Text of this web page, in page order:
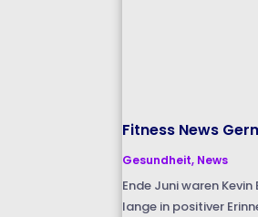
Fitness News
Gesundheit, News
Ende Juni waren
lange in positiver